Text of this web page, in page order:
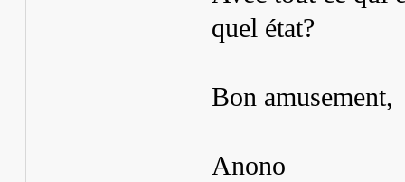
quel état?
Bon amusement,
Anono